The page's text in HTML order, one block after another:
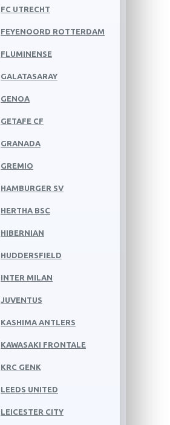
FC UTRECHT
FEYENOORD ROTTERDAM
FLUMINENSE
GALATASARAY
GENOA
GETAFE CF
GRANADA
GREMIO
HAMBURGER SV
HERTHA BSC
HIBERNIAN
HUDDERSFIELD
INTER MILAN
JUVENTUS
KASHIMA ANTLERS
KAWASAKI FRONTALE
KRC GENK
LEEDS UNITED
LEICESTER CITY